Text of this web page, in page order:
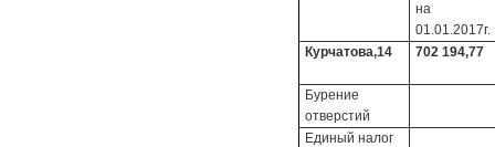
на
01.01.2017г.
Курчатова,14
702 194,77
Бурение
отверстий
Единый налог